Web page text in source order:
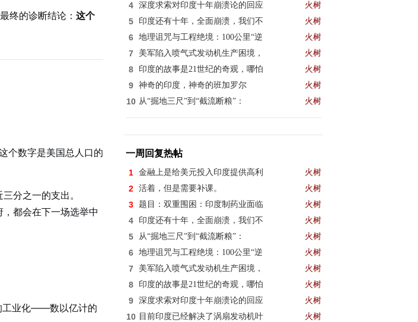
终的诊断结论： 这个
个数字是美国总人口的
分之一的支出。
都会在下一场选举中
工业化——数以亿计的
4 深度求索对印度十年崩溃论的回应 火树
5 印度还有十年，全面崩溃，我们不 火树
6 地理诅咒与工程绝境：100公里“逆 火树
7 美军陷入喷气式发动机生产困境， 火树
8 印度的故事是21世纪的奇观，哪怕 火树
9 神奇的印度，神奇的班加罗尔 火树
10 从“掘地三尺”到“截流断粮”： 火树
一周回复热帖
1 金融上是给美元投入印度提供高利 火树
2 活着，但是需要补课。 火树
3 题目：双重围困：印度制药业面临 火树
4 印度还有十年，全面崩溃，我们不 火树
5 从“掘地三尺”到“截流断粮”： 火树
6 地理诅咒与工程绝境：100公里“逆 火树
7 美军陷入喷气式发动机生产困境， 火树
8 印度的故事是21世纪的奇观，哪怕 火树
9 深度求索对印度十年崩溃论的回应 火树
10 目前印度已经解决了涡扇发动机叶 火树